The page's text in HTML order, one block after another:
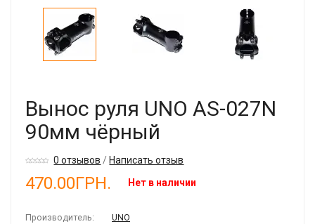
Вынос руля UNO AS-027N
90мм чёрный
0 отзывов /Написать отзыв
470.00ГРН. Нет в наличии
Производитель:
UNO